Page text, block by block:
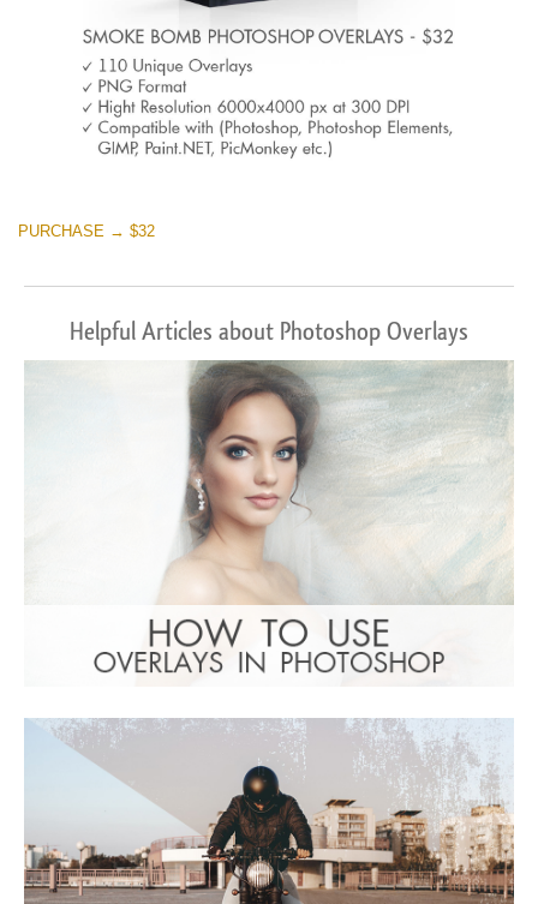
PURCHASE → $32
Helpful Articles about Photoshop Overlays